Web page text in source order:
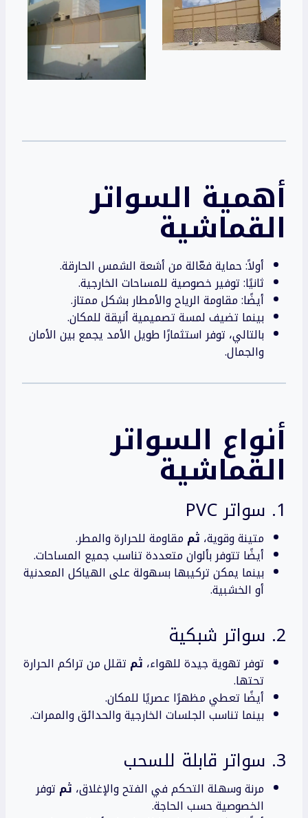
أهمية السواتر
القماشية
أولاً: حماية فعّالة من أشعة الشمس الحارقة.
ثانيًا: توفير خصوصية للمساحات الخارجية.
أيضًا: مقاومة الرياح والأمطار بشكل ممتاز.
بينما تضيف لمسة تصميمية أنيقة للمكان.
بالتالي، توفر استثمارًا طويل الأمد يجمع بين الأمان
والجمال.
أنواع السواتر
القماشية
1. سواتر PVC
متينة وقوية، ثم مقاومة للحرارة والمطر.
أيضًا تتوفر بألوان متعددة تناسب جميع المساحات.
بينما يمكن تركيبها بسهولة على الهياكل المعدنية
أو الخشبية.
2. سواتر شبكية
توفر تهوية جيدة للهواء، ثم تقلل من تراكم الحرارة
تحتها.
أيضًا تعطي مظهرًا عصريًا للمكان.
بينما تناسب الجلسات الخارجية والحدائق والممرات.
3. سواتر قابلة للسحب
مرنة وسهلة التحكم في الفتح والإغلاق، ثم توفر
الخصوصية حسب الحاجة.